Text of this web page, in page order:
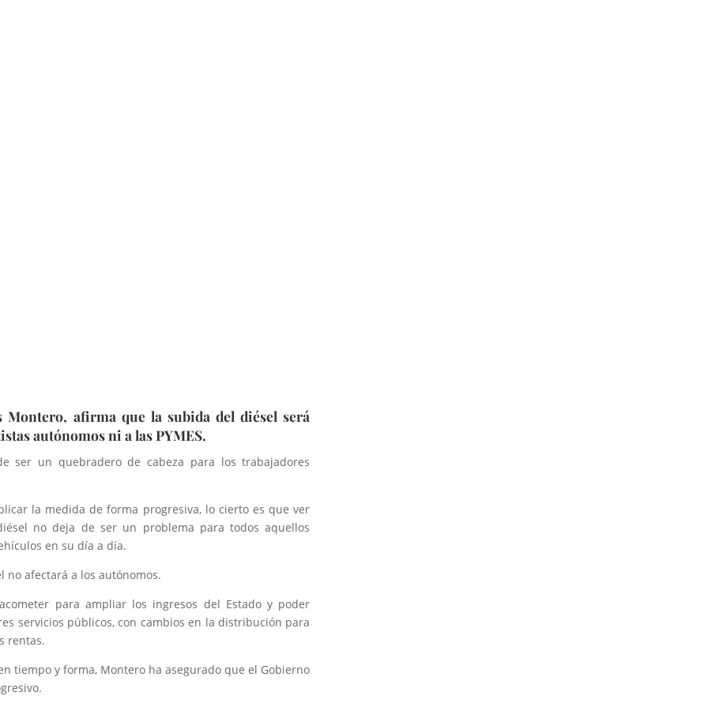
afirma que la subida del diésel será
autónomos ni a las PYMES.
ser un quebradero de cabeza para los trabajadores
la medida de forma progresiva, lo cierto es que ver
no deja de ser un problema para todos aquellos
en su día a día.
no afectará a los autónomos.
para ampliar los ingresos del Estado y poder
servicios públicos, con cambios en la distribución para
rentas.
tiempo y forma, Montero ha asegurado que el Gobierno